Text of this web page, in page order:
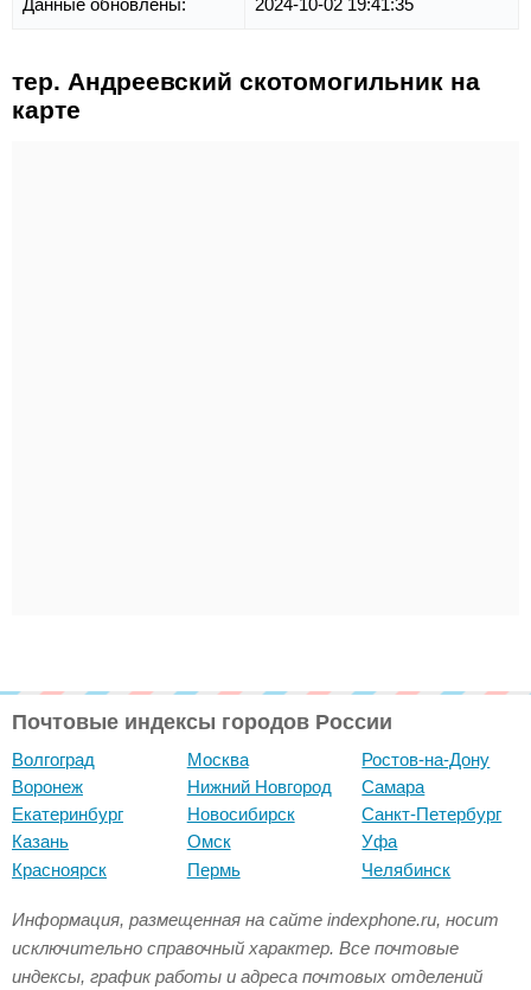
Данные обновлены: 2024-10-02 19:41:35
тер. Андреевский скотомогильник на
карте
Почтовые индексы городов России
Волгоград
Воронеж
Екатеринбург
Казань
Красноярск
Москва
Нижний Новгород
Новосибирск
Омск
Пермь
Ростов-на-Дону
Самара
Санкт-Петербург
Уфа
Челябинск
Информация, размещенная на сайте indexphone.ru, носит
исключительно справочный характер. Все почтовые
индексы, график работы и адреса почтовых отделений